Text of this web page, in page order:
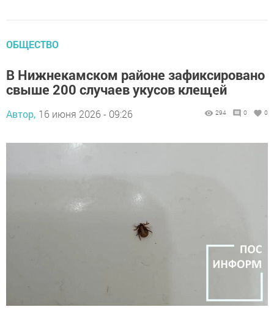
ОБЩЕСТВО
В Нижнекамском районе зафиксировано
свыше 200 случаев укусов клещей
Автор, 16 июня 2026 - 09:26 294 0 0